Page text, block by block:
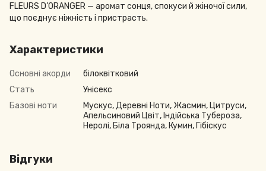
FLEURS D’ORANGER — аромат сонця, спокуси й жіночої сили,
що поєднує ніжність і пристрасть.
Характеристики
Основні акорди
білоквітковий
Стать
Унісекс
Базові ноти
Мускус, Деревні Ноти, Жасмин, Цитруси,
Апельсиновий Цвіт, Індійська Тубероза,
Неролі, Біла Троянда, Кумин, Гібіскус
Відгуки